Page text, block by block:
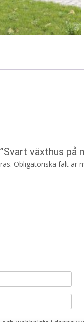
växthus på
Obligatoriska fält är
webbplats i denna